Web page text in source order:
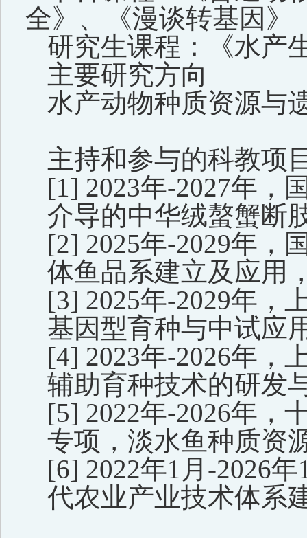
全》、《漫谈转基因》
研究生课程：《水产
主要研究方向
水产动物种质资源与
主持和参与的科教项
[1] 2023年-2027年，
介导的中华绒螯蟹断
[2] 2025年-2029年，
体鱼品系建立及应用
[3] 2025年-2029年，
基因型育种与中试应
[4] 2023年-2026年，
辅助育种技术的研发
[5] 2022年-2026年，
专项，淡水鱼种质资
[6] 2022年1月-2026
代农业产业技术体系